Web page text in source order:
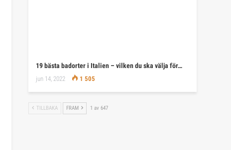
19 bästa badorter i Italien – vilken du ska välja för…
jun 14, 2022 1 505
TILLBAKA FRAM 1 av 647